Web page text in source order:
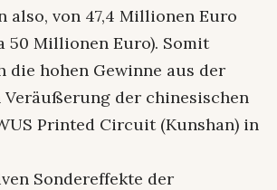
also, von 47,4 Millionen Euro
50 Millionen Euro). Somit
die hohen Gewinne aus der
der chinesischen
Printed Circuit (Kunshan) in
Sondereffekte der